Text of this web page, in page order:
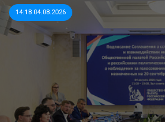
14:18 04.08.2026